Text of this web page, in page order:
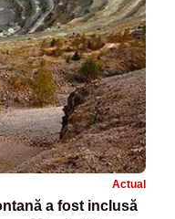
Actual
a fost inclusă